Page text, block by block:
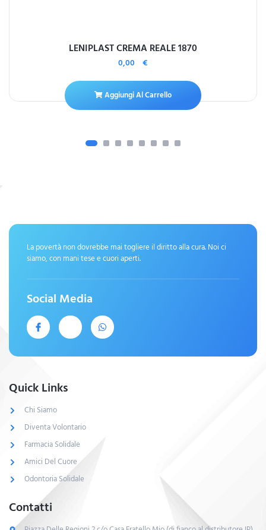
LENIPLAST CREMA REALE 1870
0,00 €
Aggiungi Al Carrello
La povertà non dovrebbe mai togliere il diritto alla cura. Noi ci
siamo, con mani tese e cuori aperti.
Social Media
Quick Links
Chi Siamo
Diventa Volontario
Farmacia Solidale
Amici Del Cuore
Odontoria Solidale
Contatti